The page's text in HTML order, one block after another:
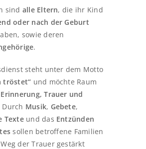
sind alle Eltern, die ihr Kind
oder nach der Geburt
sowie deren
.
steht unter dem Motto
tröstet“ und möchte Raum
Erinnerung, Trauer und
Durch Musik, Gebete,
Texteund das Entzünden
sollen betroffene Familien
der Trauer gestärkt